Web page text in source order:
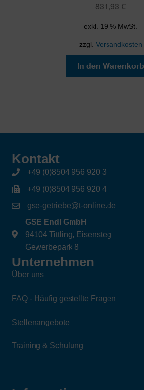
831,93 €
exkl. 19 % MwSt.
zzgl. Versandkosten
In den Warenkorb
Kontakt
+49 (0)8504 956 920 3
+49 (0)8504 956 920 4
gse-getriebe@t-online.de
GSE Endl GmbH
94104 Tittling, Eisensteg
Gewerbepark 8
Unternehmen
Über uns
FAQ - Häufig gestellte Fragen
Stellenangebote
Training & Schulung